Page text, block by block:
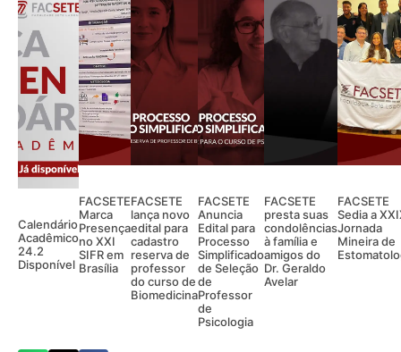
Calendário
Acadêmico
24.2
Disponível
FACSETE
Marca
Presença
no XXI
SIFR em
Brasília
FACSETE
lança novo
edital para
cadastro
reserva de
professor
do curso de
Biomedicina
FACSETE
Anuncia
Edital para
Processo
Simplificado
de Seleção
de
Professor
de
Psicologia
FACSETE
presta suas
condolências
à família e
amigos do
Dr. Geraldo
Avelar
FACSETE
Sedia a
Jornada
Mineira de